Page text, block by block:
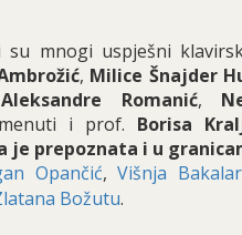
su mnogi uspješni
, Milice Šnajder
Aleksandre Romanić,
i prof. Borisa
je prepoznata i u
Opančić,Višnja Bakalar
Božutu.